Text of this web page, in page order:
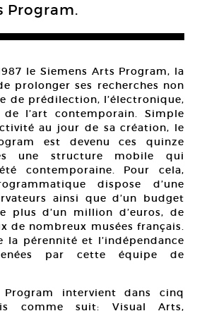
Program.
le Siemens Arts Program, la
prolonger ses recherches non
de prédilection, l’électronique,
l’art contemporain. Simple
au jour de sa création, le
est devenu ces quinze
une structure mobile qui
contemporaine. Pour cela,
dispose d’une
ainsi que d’un budget
plus d’un million d’euros, de
de nombreux musées français.
la pérennité et l’indépendance
par cette équipe de
intervient dans cinq
comme suit: Visual Arts,